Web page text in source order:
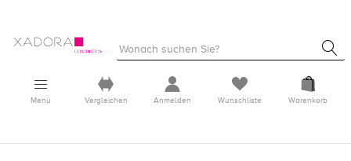
Menü Vergleichen Anmelden Wunschliste Warenkorb